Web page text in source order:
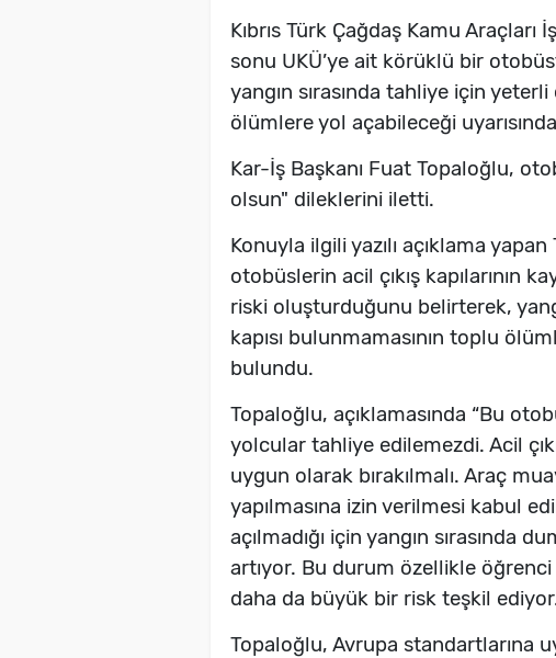
Kıbrıs Türk Çağdaş Kamu
sonu UKÜ’ye ait körüklü bir
yangın sırasında tahliye için yeterli
ölümlere yol açabileceği
Kar-İş Başkanı Fuat Topaloğlu,
olsun" dileklerini iletti.
Konuyla ilgili yazılı açıklama
otobüslerin acil çıkış kapılarının
riski oluşturduğunu belirterek,
kapısı bulunmamasının toplu
bulundu.
Topaloğlu, açıklamasında “Bu
yolcular tahliye edilemezdi. Acil
uygun olarak bırakılmalı. Araç
yapılmasına izin verilmesi kabul
açılmadığı için yangın sırasında
artıyor. Bu durum özellikle
daha da büyük bir risk teşkil
Topaloğlu, Avrupa standartlarına